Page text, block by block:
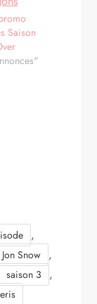
Saison
,
Jon Snow ,
saison 3 ,